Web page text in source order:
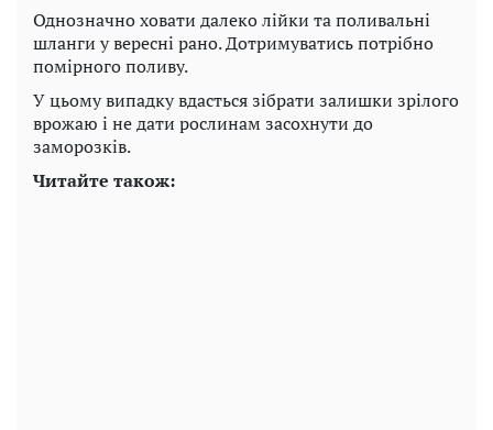
Однозначно ховати далеко лійки та поливальні
шланги у вересні рано. Дотримуватись потрібно
помірного поливу.
У цьому випадку вдасться зібрати залишки зрілого
врожаю і не дати рослинам засохнути до
заморозків.
Читайте також: